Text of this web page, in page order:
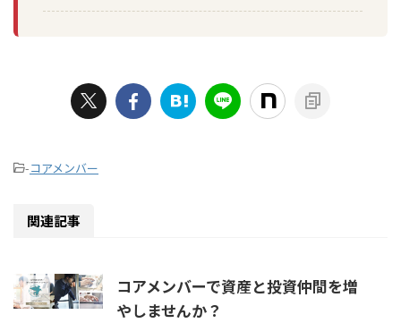
-コアメンバー
関連記事
コアメンバーで資産と投資仲間を増
やしませんか？